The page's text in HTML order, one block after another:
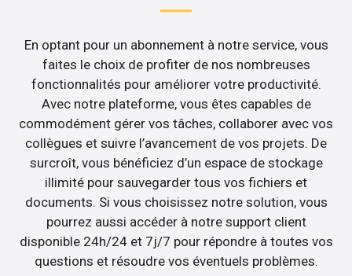
En optant pour un abonnement à notre service, vous
faites le choix de profiter de nos nombreuses
fonctionnalités pour améliorer votre productivité.
Avec notre plateforme, vous êtes capables de
commodément gérer vos tâches, collaborer avec vos
collègues et suivre l’avancement de vos projets. De
surcroît, vous bénéficiez d’un espace de stockage
illimité pour sauvegarder tous vos fichiers et
documents. Si vous choisissez notre solution, vous
pourrez aussi accéder à notre support client
disponible 24h/24 et 7j/7 pour répondre à toutes vos
questions et résoudre vos éventuels problèmes.